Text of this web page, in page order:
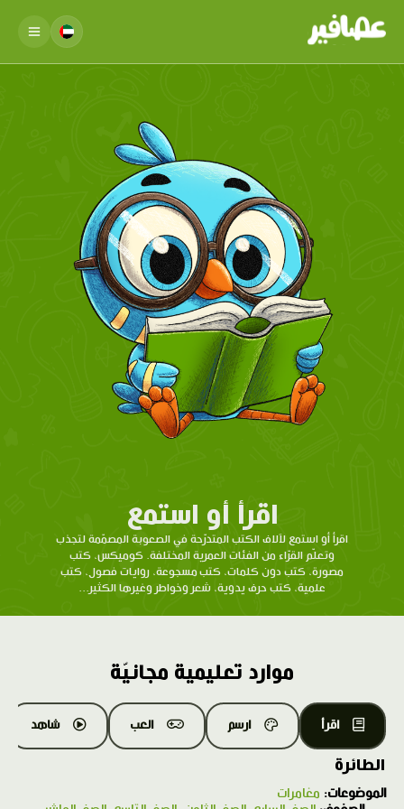
اقرأ أو استمع
اقرأ أو استمع لآلاف الكتب المتدرّحة في الصعوبة المصمّمة لتجذب
وتعلّم القرّاء من الفئات العمرية المختلفة. كوميكس، كتب
مصورة، كتب دون كلمات، كتب مسجوعة، روايات فصول، كتب
علمية، كتب حرف يدوية، شعر وخواطر وغيرها الكثير...
موارد تعليمية مجانيّة
اقرأ ارسم العب شاهد
الطائرة
الموضوعات: مغامرات